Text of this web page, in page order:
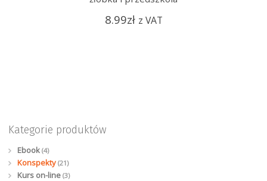
8.99zł z VAT
Kategorie produktów
Ebook (4)
Konspekty (21)
Kurs on-line (3)